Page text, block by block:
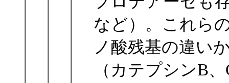
など）。これら
ノ酸残基の違い
（カテプシンB